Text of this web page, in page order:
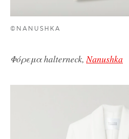
©NANUSHKA
Φόρεμα halterneck, Nanushka